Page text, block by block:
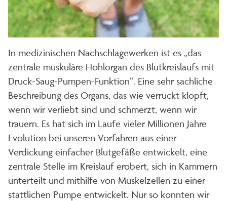
In medizinischen Nachschlagewerken ist es „das
zentrale muskuläre Hohlorgan des Blutkreislaufs mit
Druck-Saug-Pumpen-Funktion“. Eine sehr sachliche
Beschreibung des Organs, das wie verrückt klopft,
wenn wir verliebt sind und schmerzt, wenn wir
trauern. Es hat sich im Laufe vieler Millionen Jahre
Evolution bei unseren Vorfahren aus einer
Verdickung einfacher Blutgefäße entwickelt, eine
zentrale Stelle im Kreislauf erobert, sich in Kammern
unterteilt und mithilfe von Muskelzellen zu einer
stattlichen Pumpe entwickelt. Nur so konnten wir